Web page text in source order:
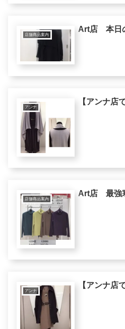
店舗商品案内
Art店 本日
アンナ
【アンナ店
店舗商品案内
Art店 最強
アンナ
【アンナ店